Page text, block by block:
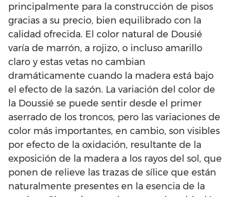
principalmente para la construcción de pisos
gracias a su precio, bien equilibrado con la
calidad ofrecida. El color natural de Dousié
varía de marrón, a rojizo, o incluso amarillo
claro y estas vetas no cambian
dramáticamente cuando la madera está bajo
el efecto de la sazón. La variación del color de
la Doussié se puede sentir desde el primer
aserrado de los troncos, pero las variaciones de
color más importantes, en cambio, son visibles
por efecto de la oxidación, resultante de la
exposición de la madera a los rayos del sol, que
ponen de relieve las trazas de sílice que están
naturalmente presentes en la esencia de la